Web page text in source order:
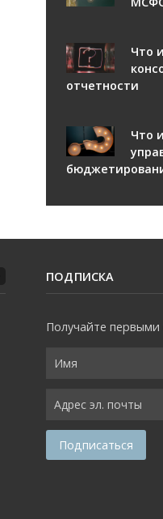
Что
отчетности
Что
ПОДПИСКА
Получайте